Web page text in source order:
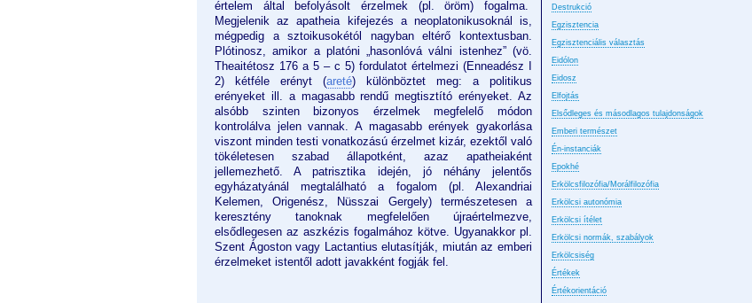
Destrukció
Egzisztencia
Egzisztenciális választás
Eidólon
Eidosz
Elfojtás
Elsődleges és másodlagos tulajdonságok
Emberi természet
Én-instanciák
Epokhé
Erkölcsfilozófia/Morálfilozófia
Erkölcsi autonómia
Erkölcsi ítélet
Erkölcsi normák, szabályok
Erkölcsiség
Értékek
Értékorientáció
értelem által befolyásolt érzelmek (pl. öröm) fogalma.
Megjelenik az apatheia kifejezés a neoplatonikusoknál is,
mégpedig a sztoikusokétól nagyban eltérő kontextusban.
Plótinosz, amikor a platóni „hasonlóvá válni istenhez” (vö.
Theaitétosz 176 a 5 – c 5) fordulatot értelmezi (Enneadész I
2) kétféle erényt (areté) különböztet meg: a politikus
erényeket ill. a magasabb rendű megtisztító erényeket. Az
alsóbb szinten bizonyos érzelmek megfelelő módon
kontrolálva jelen vannak. A magasabb erények gyakorlása
viszont minden testi vonatkozású érzelmet kizár, ezektől való
tökéletesen szabad állapotként, azaz apatheiaként
jellemezhető. A patrisztika idején, jó néhány jelentős
egyházatyánál megtalálható a fogalom (pl. Alexandriai
Kelemen, Origenész, Nüsszai Gergely) természetesen a
keresztény tanoknak megfelelően újraértelmezve,
elsődlegesen az aszkézis fogalmához kötve. Ugyanakkor pl.
Szent Ágoston vagy Lactantius elutasítják, miután az emberi
érzelmeket istentől adott javakként fogják fel.